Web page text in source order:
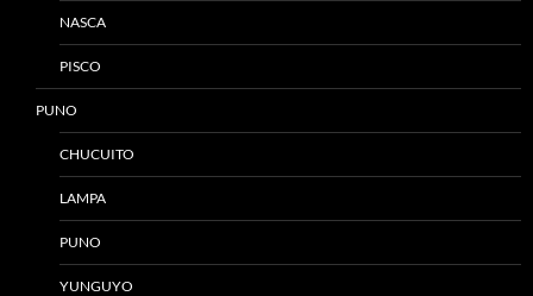
NASCA
PISCO
PUNO
CHUCUITO
LAMPA
PUNO
YUNGUYO